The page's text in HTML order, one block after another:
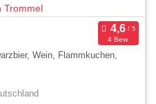
4 Bew.
Wein, Flammkuchen,